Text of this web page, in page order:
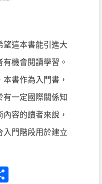
望這本書能引進大
機會閱讀學習。
書作為入門書，
有一定國際關係知
容的讀者來說，
入門階段用於建立